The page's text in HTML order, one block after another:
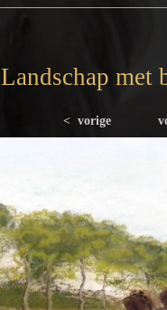
Landschap met
< vorige